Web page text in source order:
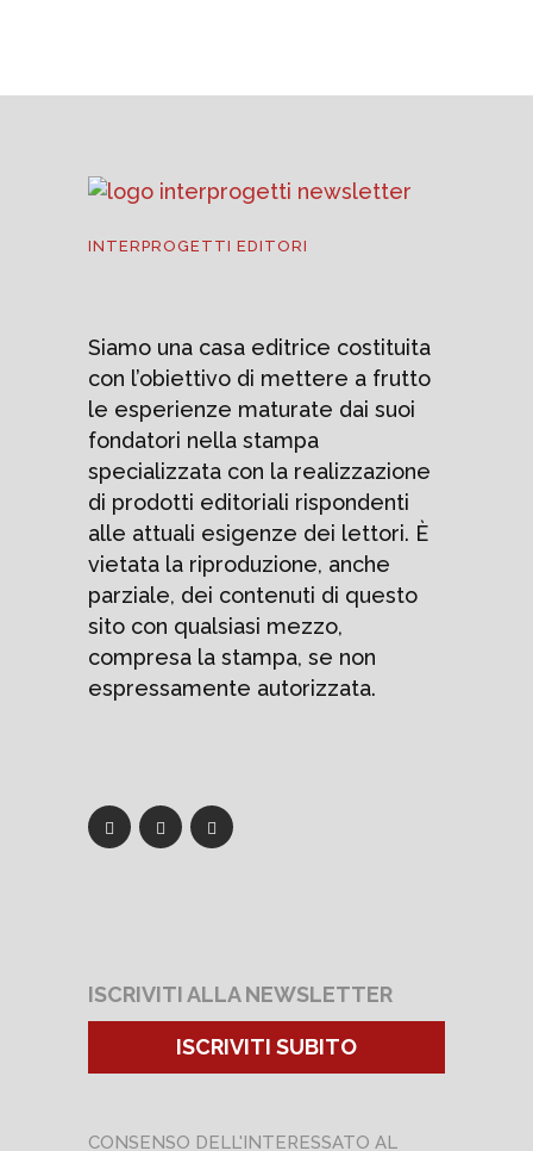
INTERPROGETTI EDITORI
Siamo una casa editrice costituita
con l’obiettivo di mettere a frutto
le esperienze maturate dai suoi
fondatori nella stampa
specializzata con la realizzazione
di prodotti editoriali rispondenti
alle attuali esigenze dei lettori. È
vietata la riproduzione, anche
parziale, dei contenuti di questo
sito con qualsiasi mezzo,
compresa la stampa, se non
espressamente autorizzata.
ISCRIVITI ALLA NEWSLETTER
ISCRIVITI SUBITO
CONSENSO DELL'INTERESSATO AL